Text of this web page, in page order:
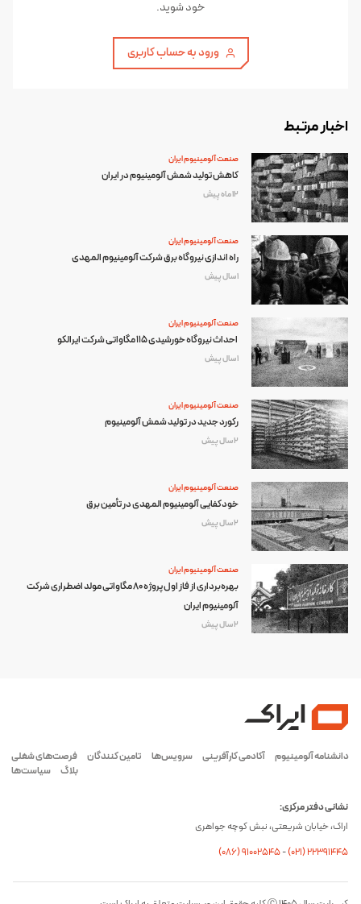
خود شوید.
ورود به حساب کاربری
اخبار مرتبط
صنعت آلومینیوم ایران
کاهش تولید شمش آلومینیوم در ایران
12 ماه پیش
صنعت آلومینیوم ایران
راه اندازی نیروگاه برق شرکت آلومینیوم المهدی
1 سال پیش
صنعت آلومینیوم ایران
احداث نیروگاه خورشیدی ۱۱۵ مگاواتی شرکت ایرالکو
1 سال پیش
صنعت آلومینیوم ایران
رکورد جدید در تولید شمش آلومینیوم
2 سال پیش
صنعت آلومینیوم ایران
خودکفایی آلومینیوم المهدی در تأمین برق
2 سال پیش
صنعت آلومینیوم ایران
بهره‌برداری از فاز اول پروژه ۸۰ مگاواتی مولد اضطراری شرکت
آلومینیوم ایران
2 سال پیش
دانشنامه آلومینیوم آکادمی کارآفرینی سرویس‌ها تامین کنندگان
فرصت‌های شغلی
بلاگ
سیاست‌ها
نشانی دفتر مرکزی:
اراک، خیابان شریعتی، نبش کوچه جواهری
(۰۸۶) ۹۱۰۰۲۵۴۵-(۰21) 22391445